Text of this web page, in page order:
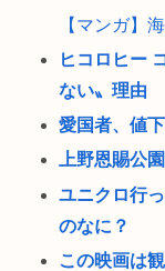
【マンガ】
ヒコロヒー
ない〟理由
愛国者、値
上野恩賜公
ユニクロ行
のなに？
この映画は